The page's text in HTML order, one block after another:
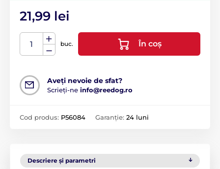
21,99 lei
buc. În coș
Aveți nevoie de sfat?
Scrieți-ne info@reedog.ro
Cod produs: P56084 Garanție: 24 luni
Descriere și parametri